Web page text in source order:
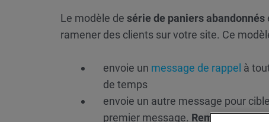
Le modèle de série de paniers abandonnés
ramener des clients sur votre site. Ce
envoie un message de rappel à
de temps
envoie un autre message pour
premier message. Remarque :les